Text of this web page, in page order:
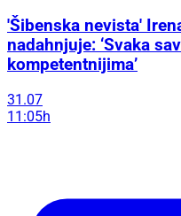
'Šibenska nevista'
nadahnjuje: ‘Svaka
kompetentnijima’
31.07
11:05h